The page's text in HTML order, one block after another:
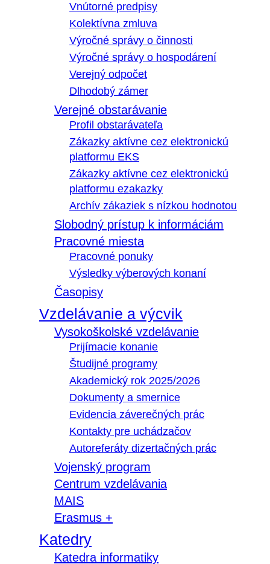
Vnútorné predpisy
Kolektívna zmluva
Výročné správy o činnosti
Výročné správy o hospodárení
Verejný odpočet
Dlhodobý zámer
Verejné obstarávanie
Profil obstarávateľa
Zákazky aktívne cez elektronickú
platformu EKS
Zákazky aktívne cez elektronickú
platformu ezakazky
Archív zákaziek s nízkou hodnotou
Slobodný prístup k informáciám
Pracovné miesta
Pracovné ponuky
Výsledky výberových konaní
Časopisy
Vzdelávanie a výcvik
Vysokoškolské vzdelávanie
Prijímacie konanie
Študijné programy
Akademický rok 2025/2026
Dokumenty a smernice
Evidencia záverečných prác
Kontakty pre uchádzačov
Autoreferáty dizertačných prác
Vojenský program
Centrum vzdelávania
MAIS
Erasmus +
Katedry
Katedra informatiky